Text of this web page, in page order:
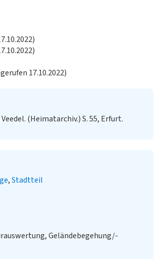
17.10.2022)
(Heimatarchiv.) S. 55, Erfurt.
Stadtteil
Geländebegehung/-